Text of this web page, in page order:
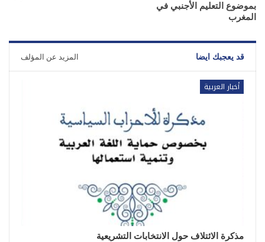
بموضوع التعليم الأجنبي في
المغرب
قد يعجبك ايضا المزيد عن المؤلف
أخبار العربية
مذكرة الائتلاف حول الانتخابات التشريعية